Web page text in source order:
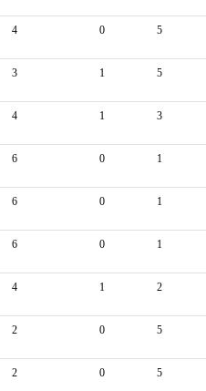
4 0 5
3 1 5
4 1 3
6 0 1
6 0 1
6 0 1
4 1 2
2 0 5
2 0 5